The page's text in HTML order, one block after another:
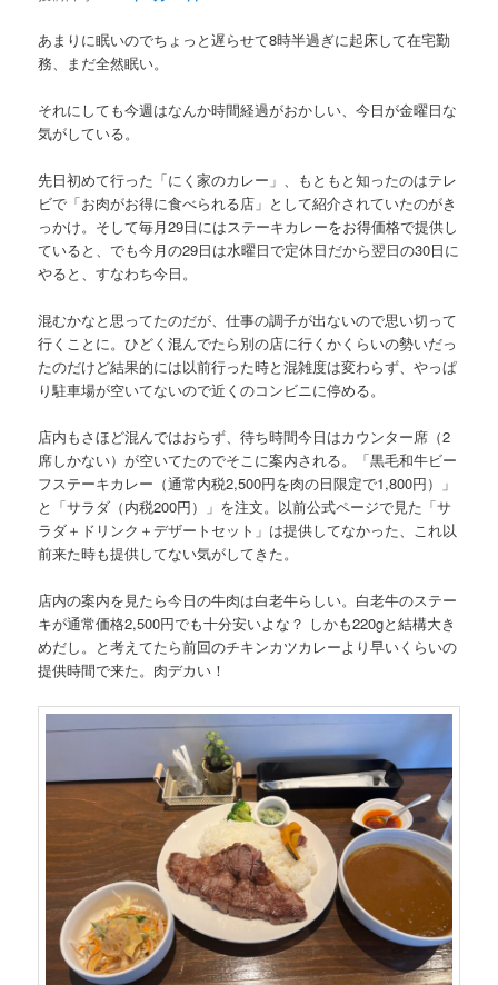
あまりに眠いのでちょっと遅らせて8時半過ぎに起床して在宅勤
務、まだ全然眠い。
それにしても今週はなんか時間経過がおかしい、今日が金曜日な
気がしている。
先日初めて行った「にく家のカレー」、もともと知ったのはテレ
ビで「お肉がお得に食べられる店」として紹介されていたのがき
っかけ。そして毎月29日にはステーキカレーをお得価格で提供し
ていると、でも今月の29日は水曜日で定休日だから翌日の30日に
やると、すなわち今日。
混むかなと思ってたのだが、仕事の調子が出ないので思い切って
行くことに。ひどく混んでたら別の店に行くかくらいの勢いだっ
たのだけど結果的には以前行った時と混雑度は変わらず、やっぱ
り駐車場が空いてないので近くのコンビニに停める。
店内もさほど混んではおらず、待ち時間今日はカウンター席（2
席しかない）が空いてたのでそこに案内される。「黒毛和牛ビー
フステーキカレー（通常内税2,500円を肉の日限定で1,800円）」
と「サラダ（内税200円）」を注文。以前公式ページで見た「サ
ラダ＋ドリンク＋デザートセット」は提供してなかった、これ以
前来た時も提供してない気がしてきた。
店内の案内を見たら今日の牛肉は白老牛らしい。白老牛のステー
キが通常価格2,500円でも十分安いよな？ しかも220gと結構大き
めだし。と考えてたら前回のチキンカツカレーより早いくらいの
提供時間で来た。肉デカい！